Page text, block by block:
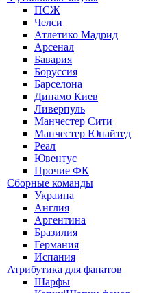
ПСЖ
Челси
Атлетико Мадрид
Арсенал
Бавария
Боруссия
Барселона
Динамо Киев
Ливерпуль
Манчестер Сити
Манчестер Юнайтед
Реал
Ювентус
Прочие ФК
Сборные команды
Украина
Англия
Аргентина
Бразилия
Германия
Испания
Атрибутика для фанатов
Шарфы